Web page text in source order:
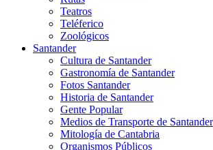
Teatros
Teléferico
Zoológicos
Santander
Cultura de Santander
Gastronomía de Santander
Fotos Santander
Historia de Santander
Gente Popular
Medios de Transporte de Santander
Mitología de Cantabria
Organismos Públicos